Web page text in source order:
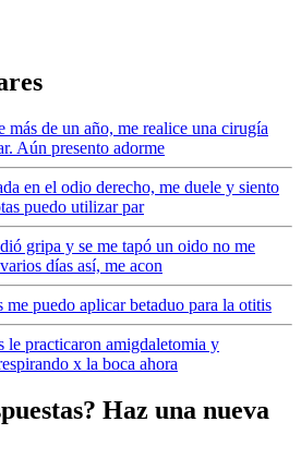
más de un año, me realice una cirugía
Aún presento adorme
en el odio derecho, me duele y siento
puedo utilizar par
gripa y se me tapó un oido no me
días así, me acon
me puedo aplicar betaduo para la otitis
le practicaron amigdaletomia y
x la boca ahora
Haz una nueva